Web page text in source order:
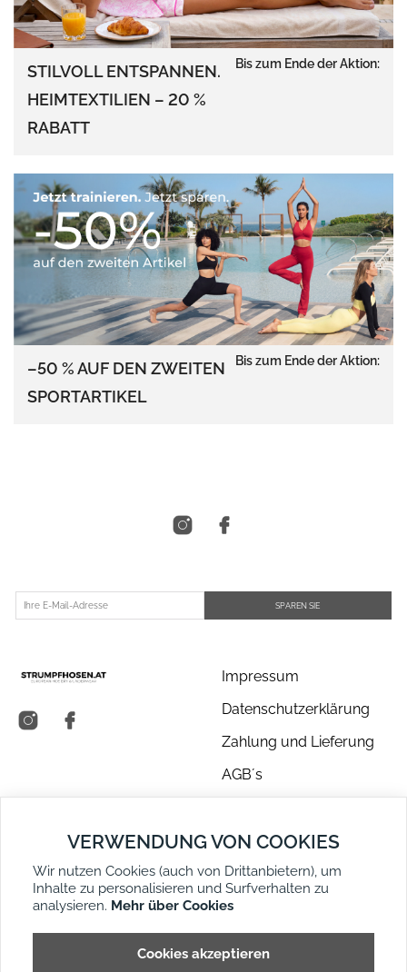
STILVOLL ENTSPANNEN.
HEIMTEXTILIEN – 20 %
RABATT
Bis zum Ende der Aktion:
–50 % AUF DEN ZWEITEN
SPORTARTIKEL
Bis zum Ende der Aktion:
SPAREN SIE
Impressum
Datenschutzerklärung
Zahlung und Lieferung
AGB´s
Kontakt
Retouren
Widerruf
Seitenübersicht
VERWENDUNG VON COOKIES
Wir nutzen Cookies (auch von Drittanbietern), um
Inhalte zu personalisieren und Surfverhalten zu
analysieren. Mehr über Cookies
Cookies akzeptieren